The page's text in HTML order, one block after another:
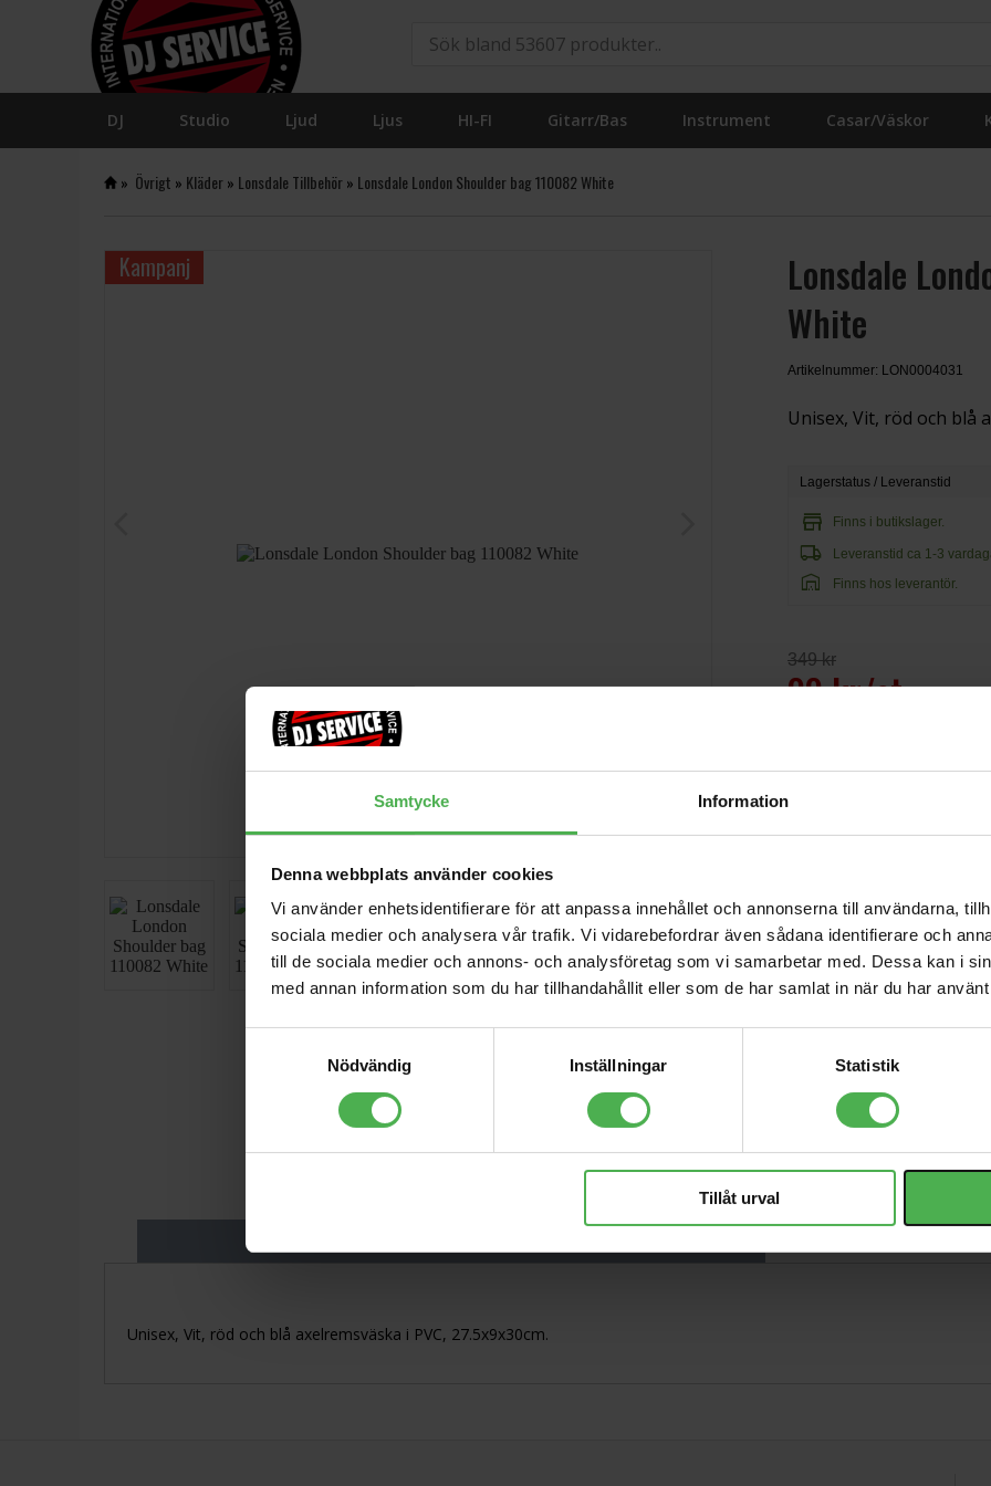
Samtycke Information
Denna webbplats använder cookies
Vi använder enhetsidentifierare för att anpassa innehållet och annonserna till användarna,
sociala medier och analysera vår trafik. Vi vidarebefordrar även sådana identifierare och
till de sociala medier och annons- och analysföretag som vi samarbetar med. Dessa kan i
med annan information som du har tillhandahållit eller som de har samlat in när du har
Nödvändig
Inställningar Statistik
Tillåt urval
DJ Studio Ljud Ljus HI-FI Gitarr/Bas Instrument Casar/Väskor
» Övrigt » Kläder» Lonsdale Tillbehör» Lonsdale London Shoulder bag 110082 White
Kampanj
Lonsdale
White
Artikelnummer: LON0004031
Unisex, Vit, röd och blå
Lagerstatus / Leveranstid
store Finns i butikslager.
local_shipping Leveranstid ca 1-3
warehouse Finns hos leverantör.
349 kr
99 kr/st
Andra som handlade
EHR310
169 kr
2xRCA Ma >
2x6.3mm Ma MO 1m
Unisex, Vit, röd och blå axelremsväska i PVC, 27.5x9x30cm.